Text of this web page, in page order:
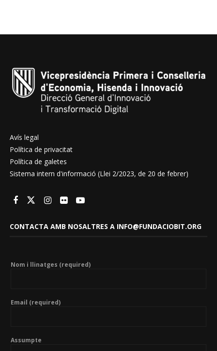
Avís legal
Política de privacitat
Política de galetes
Sistema intern d'informació (Llei 2/2023, de 20 de febrer)
CONTACTA AMB NOSALTRES A INFO@FUNDACIOBIT.ORG
Nom i llinatges (required)
Email (required)
Assumpte